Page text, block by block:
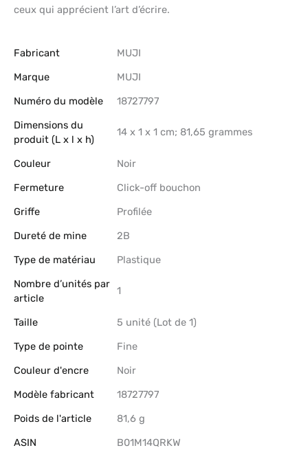
ceux qui apprécient l’art d’écrire.
Fabricant
‎MUJI
Marque
‎MUJI
Numéro du modèle
‎18727797
Dimensions du
produit (L x l x h)
‎14 x 1 x 1 cm; 81,65 grammes
Couleur
‎Noir
Fermeture
‎Click-off bouchon
Griffe
‎Profilée
Dureté de mine
‎2B
Type de matériau
‎Plastique
Nombre d’unités par
article
‎1
Taille
‎5 unité (Lot de 1)
Type de pointe
‎Fine
Couleur d'encre
‎Noir
Modèle fabricant
‎18727797
Poids de l'article
‎81,6 g
ASIN
B01M14QRKW